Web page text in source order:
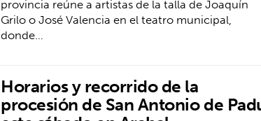
provincia reúne a artistas de la talla de Joaquín
Grilo o José Valencia en el teatro municipal,
donde…
Horarios y recorrido de la
procesión de San Antonio de